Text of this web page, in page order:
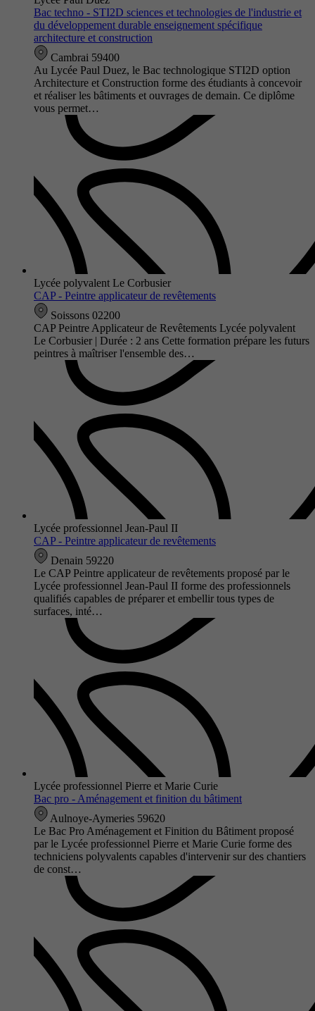
Bac techno - STI2D sciences et technologies de l'industrie et
du développement durable enseignement spécifique
architecture et construction
Cambrai 59400
Au Lycée Paul Duez, le Bac technologique STI2D option
Architecture et Construction forme des étudiants à concevoir
et réaliser les bâtiments et ouvrages de demain. Ce diplôme
vous permet…
Lycée polyvalent Le Corbusier
CAP - Peintre applicateur de revêtements
Soissons 02200
CAP Peintre Applicateur de Revêtements Lycée polyvalent
Le Corbusier | Durée : 2 ans Cette formation prépare les futurs
peintres à maîtriser l'ensemble des…
Lycée professionnel Jean-Paul II
CAP - Peintre applicateur de revêtements
Denain 59220
Le CAP Peintre applicateur de revêtements proposé par le
Lycée professionnel Jean-Paul II forme des professionnels
qualifiés capables de préparer et embellir tous types de
surfaces, inté…
Lycée professionnel Pierre et Marie Curie
Bac pro - Aménagement et finition du bâtiment
Aulnoye-Aymeries 59620
Le Bac Pro Aménagement et Finition du Bâtiment proposé
par le Lycée professionnel Pierre et Marie Curie forme des
techniciens polyvalents capables d'intervenir sur des chantiers
de const…